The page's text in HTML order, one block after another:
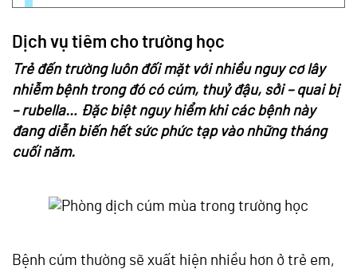
Dịch vụ tiêm cho trường học
Trẻ đến trường luôn đối mặt với nhiều nguy cơ lây
nhiễm bệnh trong đó có cúm, thuỷ đậu, sởi – quai bị
– rubella… Đặc biệt nguy hiểm khi các bệnh này
đang diễn biến hết sức phức tạp vào những tháng
cuối năm.
Bệnh cúm thường sẽ xuất hiện nhiều hơn ở trẻ em,